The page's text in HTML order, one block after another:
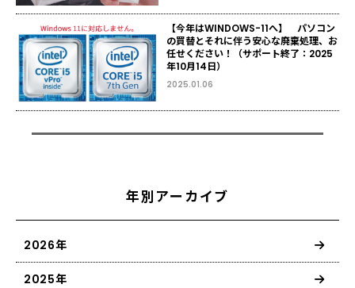
【今年はWINDOWS-11へ】 パソコン
の買替とそれに伴う安心な廃棄処理、お
任せください！（サポート終了：2025
年10月14日）
2025.01.06
年別アーカイブ
2026年
2025年